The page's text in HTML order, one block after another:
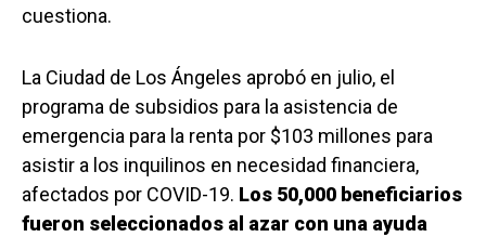
cuestiona.
La Ciudad de Los Ángeles aprobó en julio, el
programa de subsidios para la asistencia de
emergencia para la renta por $103 millones para
asistir a los inquilinos en necesidad financiera,
afectados por COVID-19. Los 50,000 beneficiarios
fueron seleccionados al azar con una ayuda